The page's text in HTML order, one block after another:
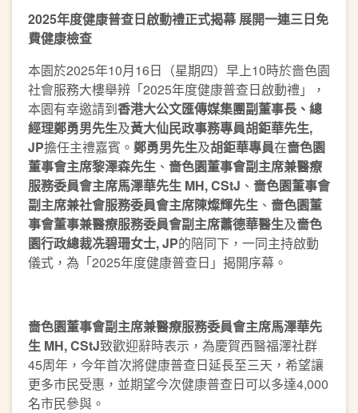
2025年度健康普查日啟動禮正式揭幕 展開一連三日免
費健康檢查
本園於2025年10月16日（星期四）早上10時於嗇色園
社會服務大樓舉辨「2025年度健康普查日啟動禮」，
本園有幸邀請到香港大公文匯傳媒集團副董事長、總
經理鄭勇男先生及黃大仙民政事務專員胡鉅華先生,
JP擔任主禮嘉賓。 鄭勇男先生及胡鉅華專員在嗇色園
董事會主席黎澤森先生 、 嗇色園董事會副主席兼醫療
服務委員會主席馬澤華先生 MH, CStJ 、 嗇色園董事會
副主席兼社會服務委員會主席陳燦輝先生 、 嗇色園董
事會董事兼醫療服務委員會副主席蕭德華醫生及嗇色
園行政總裁冼碧珊女士, JP的陪同下，一同主持啟動
儀式，為「2025年度健康普查日」揭開序幕。
嗇色園董事會副主席兼醫療服務委員會主席馬澤華先
生 MH, CStJ致歡迎辭時表示，為慶賀西醫福澤社群
45周年，今年首次將健康普查日延長至三天，希望讓
更多市民受惠，並期望今次健康普查日可以多達4,000
名市民參與。